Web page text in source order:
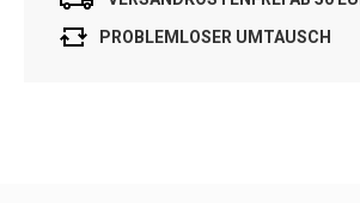
PROBLEMLOSER UMTAUSCH